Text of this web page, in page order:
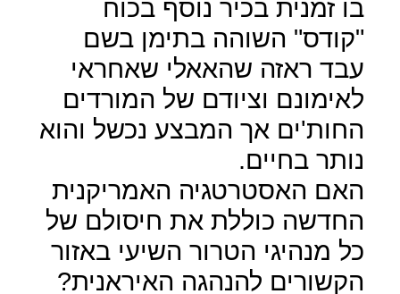
בו זמנית בכיר נוסף בכוח
"קודס" השוהה בתימן בשם
עבד ראזה שהאאלי שאחראי
לאימונם וציודם של המורדים
החות'ים אך המבצע נכשל והוא
נותר בחיים.
האם האסטרטגיה האמריקנית
החדשה כוללת את חיסולם של
כל מנהיגי הטרור השיעי באזור
הקשורים להנהגה האיראנית?